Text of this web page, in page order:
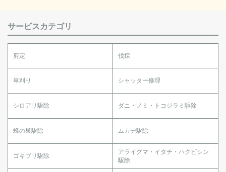
サービスカテゴリ
剪定 伐採
草刈り シャッター修理
シロアリ駆除 ダニ・ノミ・トコジラミ駆除
蜂の巣駆除 ムカデ駆除
ゴキブリ駆除
アライグマ・イタチ・ハクビシン
駆除